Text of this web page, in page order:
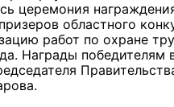
церемония
областного
работ по охране
Награды победителям